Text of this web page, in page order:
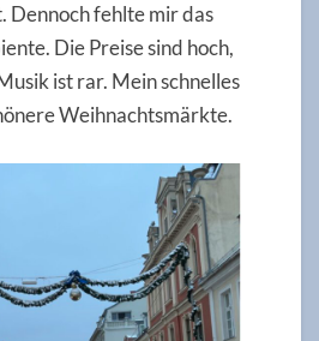
Dennoch fehlte mir das
Die Preise sind hoch,
ist rar. Mein schnelles
Weihnachtsmärkte.